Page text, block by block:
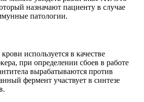
назначают пациенту в случае
патологии.
используется в качестве
при определении сбоев в работе
вырабатываются против
фермент участвует в синтезе